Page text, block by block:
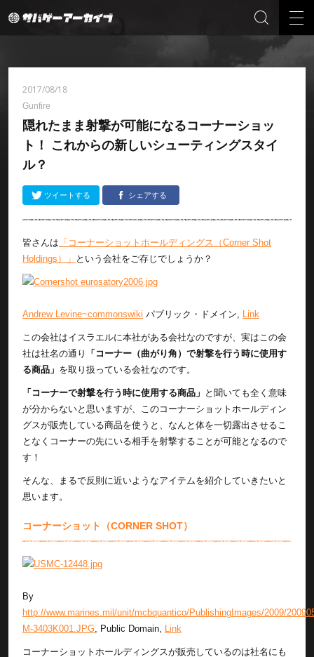
2017/08/18
Gunfire
隠れたまま射撃が可能になるコーナーショッ
ト！ これからの新しいシューティングスタイ
ル？
ツイートする シェアする
皆さんは 「コーナーショットホールディングス（Corner Shot
Holdings）」 という会社をご存じでしょうか？
Andrew Levine~commonswiki パブリック・ドメイン, Link
この会社はイスラエルに本社がある会社なのですが、実はこの会
社は社名の通り
「コーナー（曲がり角）で射撃を行う時に使用す
る商品」 を取り扱っている会社なのです。
「コーナーで射撃を行う時に使用する商品」 と聞いても全く意味
が分からないと思いますが、このコーナーショットホールディン
グスが販売している商品を使うと、なんと体を一切露出させるこ
となくコーナーの先にいる相手を射撃することが可能となるので
す！
そんな、まるで反則に近いようなアイテムを紹介していきたいと
思います。
コーナーショット（CORNER SHOT）
By
http://www.marines.mil/unit/mcbquantico/PublishingImages/2009/
M-3403K001.JPG, Public Domain, Link
コーナーショットホールディングスが販売しているのは社名にも